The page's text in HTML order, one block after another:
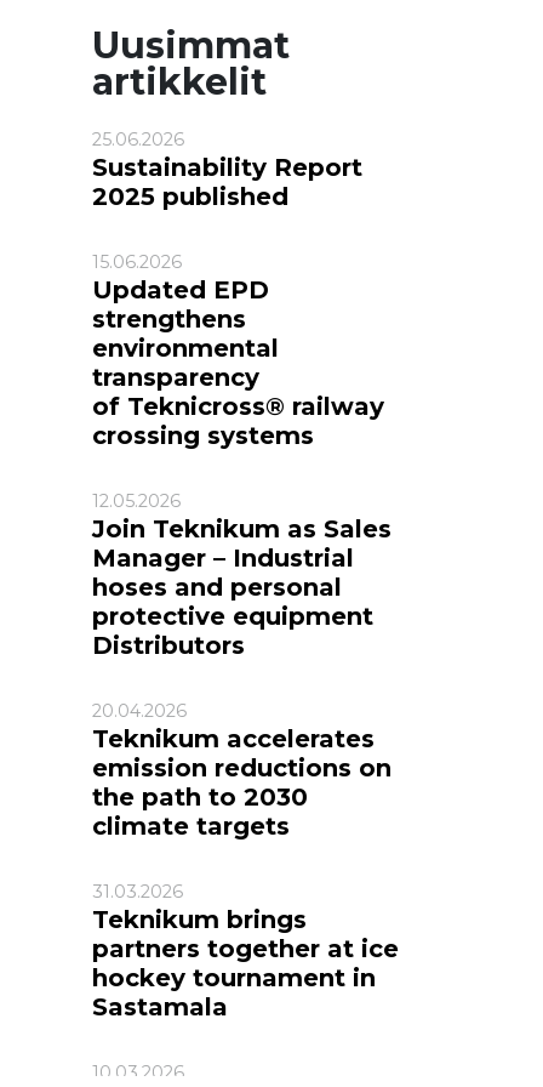
Uusimmat
artikkelit
25.06.2026
Sustainability Report
2025 published
15.06.2026
Updated EPD
strengthens
environmental
transparency
of Teknicross® railway
crossing systems
12.05.2026
Join Teknikum as Sales
Manager – Industrial
hoses and personal
protective equipment
Distributors
20.04.2026
Teknikum accelerates
emission reductions on
the path to 2030
climate targets
31.03.2026
Teknikum brings
partners together at ice
hockey tournament in
Sastamala
10.03.2026